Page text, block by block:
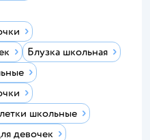
Блузка школьная
школьные
девочек